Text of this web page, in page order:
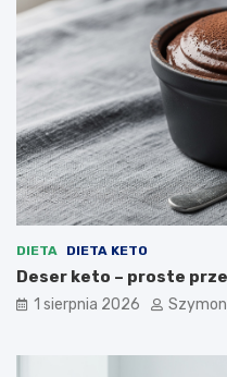
DIETA DIETA KETO
Deser keto – proste
1 sierpnia 2026